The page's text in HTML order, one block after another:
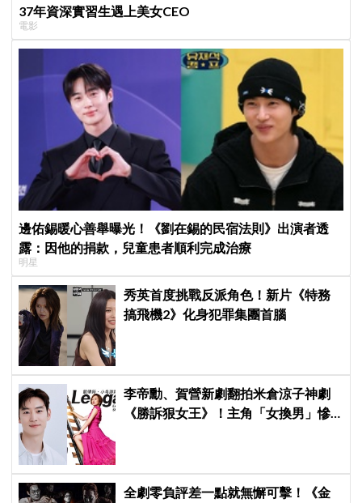
37年資深實習生遇上美女CEO
電影
邊佑錫暖心善舉曝光！《劉在錫的民宿法則》出演者透
露：因他的捐款，兒童患者順利完成治療
明星
秀英首度挑戰反派角色！新片《特務
搞飛機2》化身犯罪集團首腦
李帝勳、賀營新劇翻拍米倉涼子神劇
《勝訴狠女王》！主角「女換男」慘
全劇零負評差一點就無懈可擊！《金